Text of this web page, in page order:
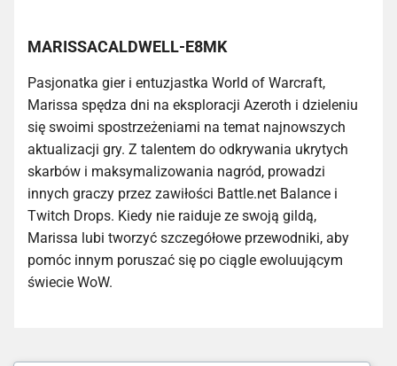
MARISSACALDWELL-E8MK
Pasjonatka gier i entuzjastka World of Warcraft,
Marissa spędza dni na eksploracji Azeroth i dzieleniu
się swoimi spostrzeżeniami na temat najnowszych
aktualizacji gry. Z talentem do odkrywania ukrytych
skarbów i maksymalizowania nagród, prowadzi
innych graczy przez zawiłości Battle.net Balance i
Twitch Drops. Kiedy nie raiduje ze swoją gildą,
Marissa lubi tworzyć szczegółowe przewodniki, aby
pomóc innym poruszać się po ciągle ewoluującym
świecie WoW.